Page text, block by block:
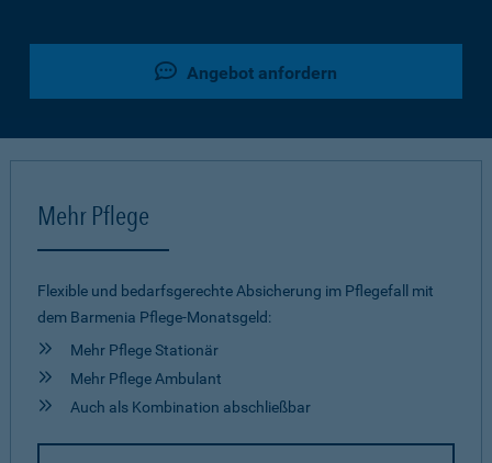
Angebot anfordern
Mehr Pflege
Flexible und bedarfsgerechte Absicherung im Pflegefall mit
dem Barmenia Pflege-Monatsgeld:
Mehr Pflege Stationär
Mehr Pflege Ambulant
Auch als Kombination abschließbar